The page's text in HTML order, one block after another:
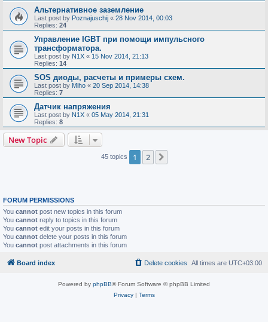
Альтернативное заземление
Last post by Poznajuschij « 28 Nov 2014, 00:03
Replies: 24
Управление IGBT при помощи импульсного
трансформатора.
Last post by N1X « 15 Nov 2014, 21:13
Replies: 14
SOS диоды, расчеты и примеры схем.
Last post by Miho « 20 Sep 2014, 14:38
Replies: 7
Датчик напряжения
Last post by N1X « 05 May 2014, 21:31
Replies: 8
New Topic
45 topics 1 2
FORUM PERMISSIONS
You cannot post new topics in this forum
You cannot reply to topics in this forum
You cannot edit your posts in this forum
You cannot delete your posts in this forum
You cannot post attachments in this forum
Board index All times are UTC+03:00
Delete cookies
Powered by phpBB® Forum Software © phpBB Limited
Privacy| Terms